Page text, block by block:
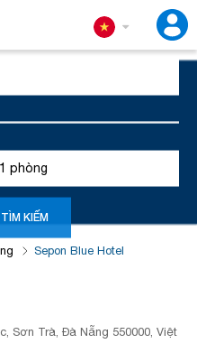
1 phòng
KIẾM
Sepon Blue Hotel
Sơn Trà, Đà Nẵng 550000, Việt